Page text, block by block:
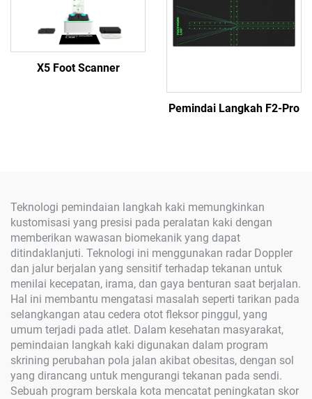
X5 Foot Scanner
Pemindai Langkah F2-Pro
Teknologi pemindaian langkah kaki memungkinkan
kustomisasi yang presisi pada peralatan kaki dengan
memberikan wawasan biomekanik yang dapat
ditindaklanjuti. Teknologi ini menggunakan radar Doppler
dan jalur berjalan yang sensitif terhadap tekanan untuk
menilai kecepatan, irama, dan gaya benturan saat berjalan.
Hal ini membantu mengatasi masalah seperti tarikan pada
selangkangan atau cedera otot fleksor pinggul, yang
umum terjadi pada atlet. Dalam kesehatan masyarakat,
pemindaian langkah kaki digunakan dalam program
skrining perubahan pola jalan akibat obesitas, dengan sol
yang dirancang untuk mengurangi tekanan pada sendi.
Sebuah program berskala kota mencatat peningkatan skor